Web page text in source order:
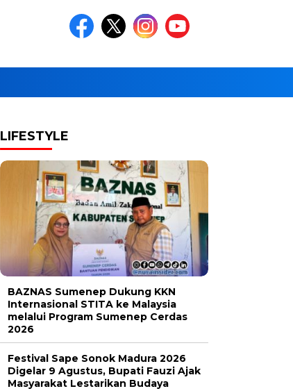
LIFESTYLE
BAZNAS Sumenep Dukung KKN
Internasional STITA ke Malaysia
melalui Program Sumenep Cerdas
2026
Festival Sape Sonok Madura 2026
Digelar 9 Agustus, Bupati Fauzi Ajak
Masyarakat Lestarikan Budaya